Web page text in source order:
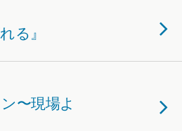
る』
〜現場よ